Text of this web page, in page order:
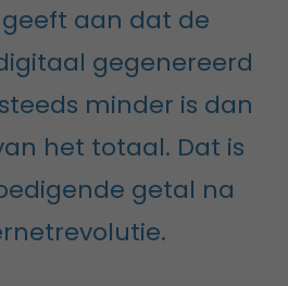
aan dat de
gegenereerd
minder is dan
het totaal. Dat is
getal na